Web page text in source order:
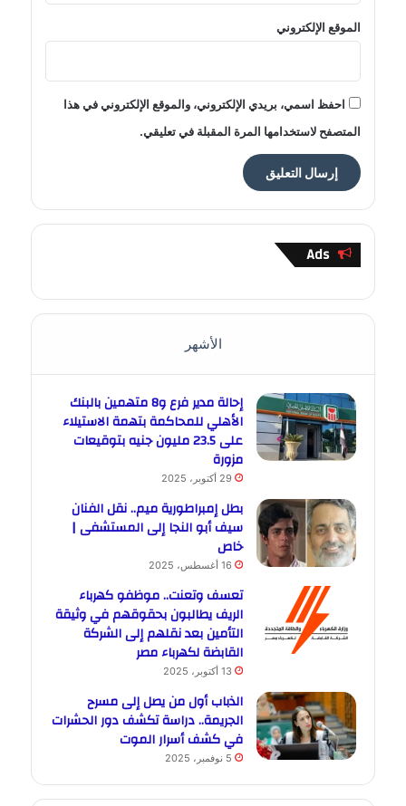
الموقع الإلكتروني
احفظ اسمي، بريدي الإلكتروني، والموقع الإلكتروني في هذا
المتصفح لاستخدامها المرة المقبلة في تعليقي.
Ads
الأشهر
إحالة مدير فرع و8 متهمين بالبنك
الأهلي للمحاكمة بتهمة الاستيلاء
على 23.5 مليون جنيه بتوقيعات
مزورة
29 أكتوبر، 2025
بطل إمبراطورية ميم.. نقل الفنان
سيف أبو النجا إلى المستشفى |
خاص
16 أغسطس، 2025
تعسف وتعنت.. موظفو كهرباء
الريف يطالبون بحقوقهم في وثيقة
التأمين بعد نقلهم إلى الشركة
القابضة لكهرباء مصر
13 أكتوبر، 2025
الذباب أول من يصل إلى مسرح
الجريمة.. دراسة تكشف دور الحشرات
في كشف أسرار الموت
5 نوفمبر، 2025